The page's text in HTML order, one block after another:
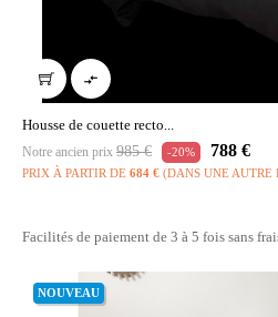

Housse de couette recto...
Notre ancien prix Prix
habituel
985 € -20% Prix
788 €
PRIX À PARTIR DE 684 € (DANS UNE AUTRE
Facilités de paiement de 3 à 5 fois sans
NOUVEAU